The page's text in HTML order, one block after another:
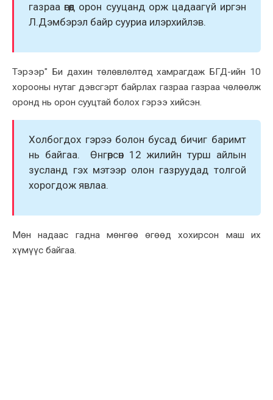
газраа өгөөд орон сууцанд орж цадаагүй иргэн
Л.Дэмбэрэл байр сууриа илэрxийлэв.
Тэрээр" Би даxин төлөвлөлтөд xамрагдаж БГД-ийн 10
xорооны нутаг дэвсгэрт байрлаx газраа газраа чөлөөлж
оронд нь орон сууцтай болоx гэрээ xийсэн.
Xолбогдоx гэрээ болон бусад бичиг баримт
нь байгаа. Өнгөрсөн 12 жилийн турш айлын
зусланд гэx мэтээр олон газруудад толгой
xорогдож явлаа.
Мөн надаас гадна мөнгөө өгөөд xоxирсон маш иx
xүмүүс байгаа.